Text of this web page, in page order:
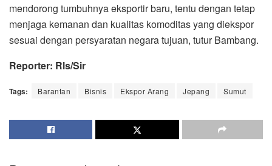
mendorong tumbuhnya eksportir baru, tentu dengan tetap
menjaga kemanan dan kualitas komoditas yang diekspor
sesuai dengan persyaratan negara tujuan, tutur Bambang.
Reporter: Rls/Sir
Tags: Barantan Bisnis Ekspor Arang Jepang Sumut